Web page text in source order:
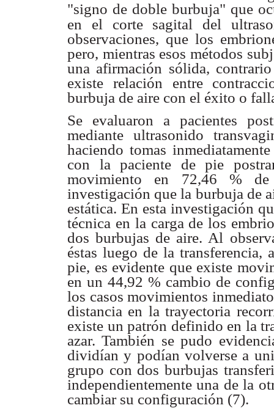
"signo de doble burbuja" que
en el corte sagital del
observaciones, que los
pero, mientras esos métodos
una afirmación sólida,
existe relación entre
burbuja de aire con el éxito o
Se evaluaron a pacientes
mediante ultrasonido
haciendo tomas
con la paciente de pie
movimiento en 72,46 %
investigación que la burbuja de
estática. En esta investigación
técnica en la carga de los
dosburbujas de aire. Al
éstas luego de la transferencia,
pie, es evidente que existe
en un 44,92 % cambio de
los casos movimientos
distancia en la trayectoria
existe un patrón definido en la
azar. También se pudo
dividían y podían volverse a
grupo con dos burbujas
independientemente una de la
cambiar su configuración (7).